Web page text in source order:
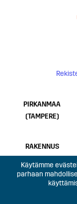
PIRKANMAA
(TAMPERE)
RAKENNUS
Käytämme
parhaan